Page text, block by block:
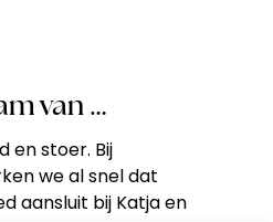
van …
en stoer. Bij
we al snel dat
aansluit bij Katja en